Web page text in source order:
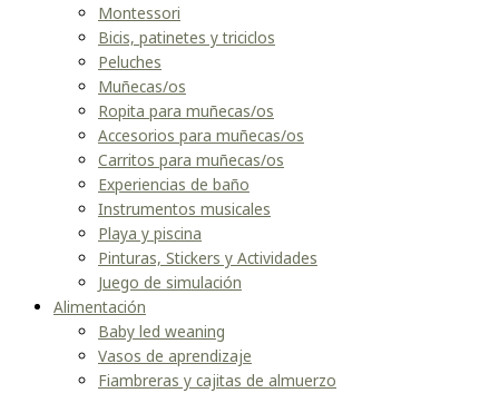
Montessori
Bicis, patinetes y triciclos
Peluches
Muñecas/os
Ropita para muñecas/os
Accesorios para muñecas/os
Carritos para muñecas/os
Experiencias de baño
Instrumentos musicales
Playa y piscina
Pinturas, Stickers y Actividades
Juego de simulación
Alimentación
Baby led weaning
Vasos de aprendizaje
Fiambreras y cajitas de almuerzo